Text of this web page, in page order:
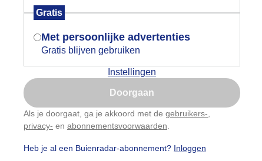
Gratis
Met persoonlijke advertenties
Gratis blijven gebruiken
Instellingen
Doorgaan
Als je doorgaat, ga je akkoord met de gebruikers-
privacy- en abonnementsvoorwaarden
Heb je al een Buienradar-abonnement? Inloggen
Indien je hier nog geen akkoord op hebt
gegeven, verschijnt er zo een pop-up uit
je browser waarin deze toestemming
gevraagd wordt.
Is goed, toon de popup
Nu niet, misschien later
Gebruik je Safari en wil je niet elke dag deze pop-up
Klikhierom dit aan te passen